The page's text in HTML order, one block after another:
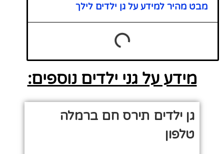
מבט מהיר למידע על גן ילדים לילך
מידע על גני ילדים נוספים:
גן ילדים תירס חם ברמלה
טלפון